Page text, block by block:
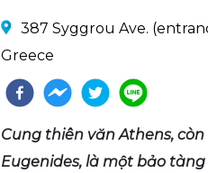
387 Syggrou Ave.
Greece
Cung thiên văn Athens,
Eugenides, là một bảo